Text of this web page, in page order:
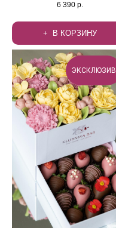
6 390 р.
В КОРЗИНУ
ЭКСКЛЮЗИВ